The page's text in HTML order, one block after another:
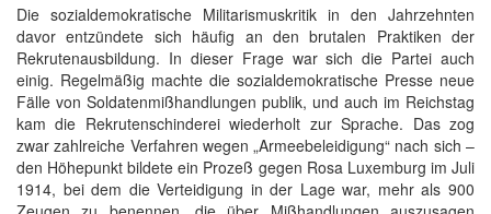
Die sozialdemokratische Militarismuskritik in den Jahrzehnten
davor entzündete sich häufig an den brutalen Praktiken der
Rekrutenausbildung. In dieser Frage war sich die Partei auch
einig. Regelmäßig machte die sozialdemokratische Presse neue
Fälle von Soldatenmißhandlungen publik, und auch im Reichstag
kam die Rekrutenschinderei wiederholt zur Sprache. Das zog
zwar zahlreiche Verfahren wegen „Armeebeleidigung“ nach sich –
den Höhepunkt bildete ein Prozeß gegen Rosa Luxemburg im Juli
1914, bei dem die Verteidigung in der Lage war, mehr als 900